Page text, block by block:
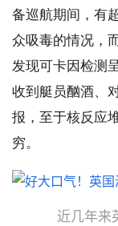
备巡航期间，有
众吸毒的情况，
发现可卡因检测
收到艇员酗酒、
报，至于核反应
穷。
近几年来